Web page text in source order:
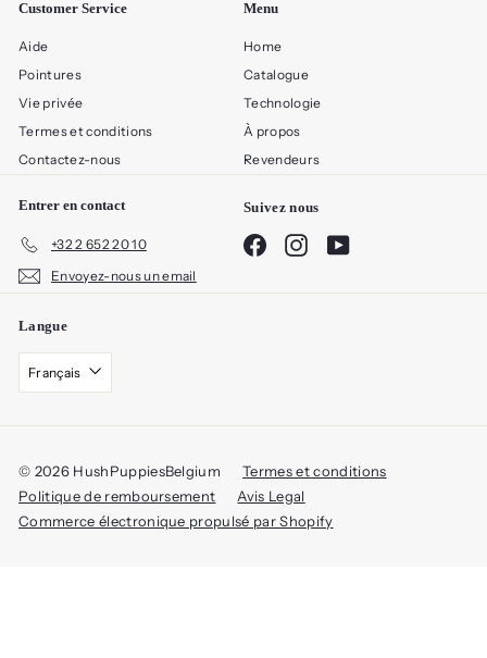
Customer Service
Aide
Pointures
Vie privée
Termes et conditions
Contactez-nous
Menu
Home
Catalogue
Technologie
À propos
Revendeurs
Entrer en contact
+32 2 652 20 10
Envoyez-nous un email
Suivez nous
FacebookInstagramYouTube
Langue
Français
© 2026 HushPuppiesBelgium
Termes et conditions
Politique de remboursement
Avis Legal
Commerce électronique propulsé par Shopify